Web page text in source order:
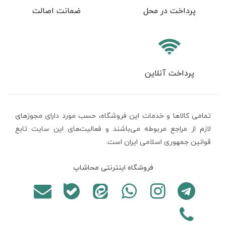
پرداخت در محل ضمانت اصالت
پرداخت آنلاین
تمامی كالاها و خدمات اين فروشگاه، حسب مورد دارای مجوزهای
لازم از مراجع مربوطه می‌باشند و فعاليت‌های اين سايت تابع
قوانين جمهوری اسلامی ایران است.
فروشگاه اینترنتی محاشاپ